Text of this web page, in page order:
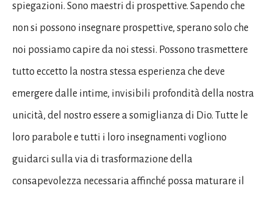
spiegazioni. Sono maestri di prospettive. Sapendo che
non si possono insegnare prospettive, sperano solo che
noi possiamo capire da noi stessi. Possono trasmettere
tutto eccetto la nostra stessa esperienza che deve
emergere dalle intime, invisibili profondità della nostra
unicità, del nostro essere a somiglianza di Dio. Tutte le
loro parabole e tutti i loro insegnamenti vogliono
guidarci sulla via di trasformazione della
consapevolezza necessaria affinché possa maturare il